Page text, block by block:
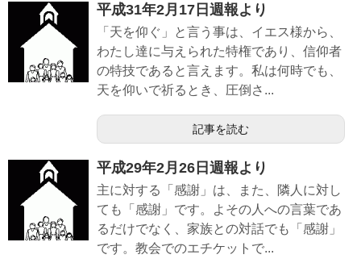
平成31年2月17日週報より
「天を仰ぐ」と言う事は、イエス様から、
わたし達に与えられた特権であり、信仰者
の特技であると言えます。私は何時でも、
天を仰いで祈るとき、圧倒さ...
記事を読む
平成29年2月26日週報より
主に対する「感謝」は、また、隣人に対し
ても「感謝」です。よその人への言葉であ
るだけでなく、家族との対話でも「感謝」
です。教会でのエチケットで...